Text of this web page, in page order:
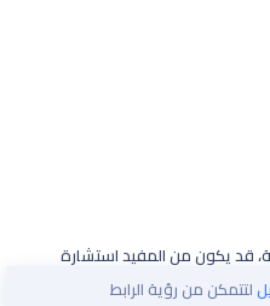
قد يكون من المفيد استشارة
لتتمكن من رؤية الرابط